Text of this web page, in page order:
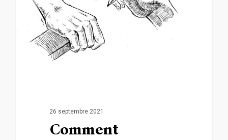
26 septembre 2021
Comment